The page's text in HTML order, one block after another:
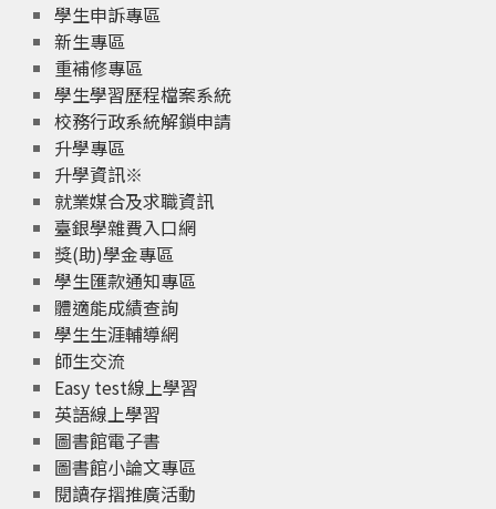
學生申訴專區
新生專區
重補修專區
學生學習歷程檔案系統
校務行政系統解鎖申請
升學專區
升學資訊※
就業媒合及求職資訊
臺銀學雜費入口網
獎(助)學金專區
學生匯款通知專區
體適能成績查詢
學生生涯輔導網
師生交流
Easy test線上學習
英語線上學習
圖書館電子書
圖書館小論文專區
閱讀存摺推廣活動